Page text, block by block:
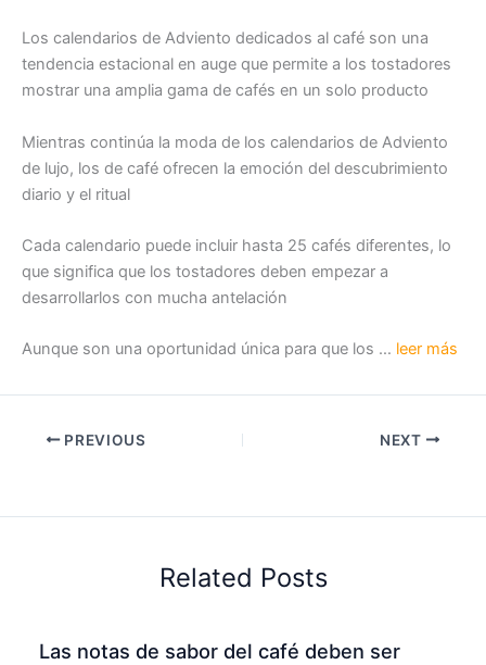
Los calendarios de Adviento dedicados al café son una
tendencia estacional en auge que permite a los tostadores
mostrar una amplia gama de cafés en un solo producto
Mientras continúa la moda de los calendarios de Adviento
de lujo, los de café ofrecen la emoción del descubrimiento
diario y el ritual
Cada calendario puede incluir hasta 25 cafés diferentes, lo
que significa que los tostadores deben empezar a
desarrollarlos con mucha antelación
Aunque son una oportunidad única para que los … leer más
PREVIOUS NEXT
Related Posts
Las notas de sabor del café deben ser